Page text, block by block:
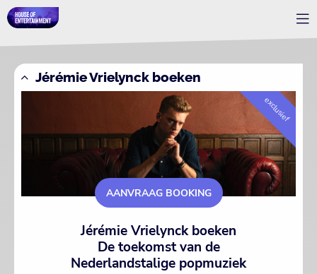
Jérémie Vrielynck boeken
exclusief
AANVRAAG BOOKING
Jérémie Vrielynck boeken
De toekomst van de
Nederlandstalige popmuziek